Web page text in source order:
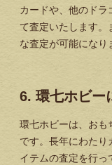
カードや、他のド
て査定いたします。
な査定が可能になり
6. 環七ホビー
環七ホビーは、おも
です。長年にわたり
イテムの査定を行っ